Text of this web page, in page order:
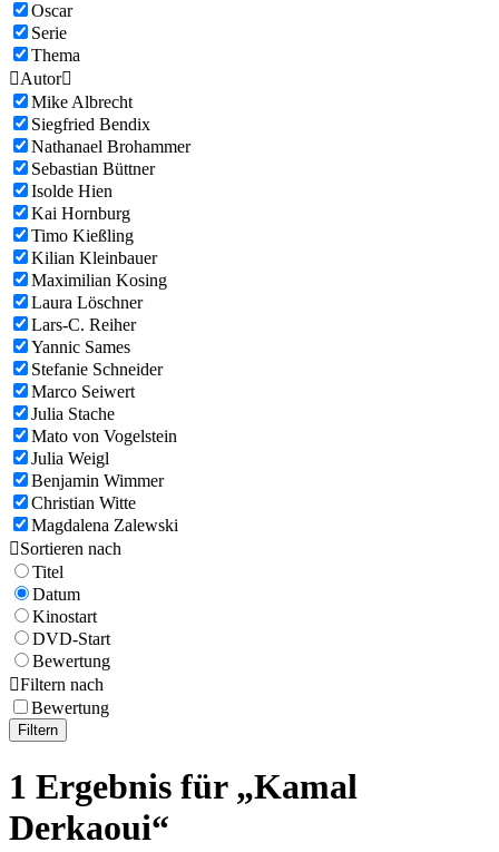
Oscar
Serie
Thema
Autor
Mike Albrecht
Siegfried Bendix
Nathanael Brohammer
Sebastian Büttner
Isolde Hien
Kai Hornburg
Timo Kießling
Kilian Kleinbauer
Maximilian Kosing
Laura Löschner
Lars-C. Reiher
Yannic Sames
Stefanie Schneider
Marco Seiwert
Julia Stache
Mato von Vogelstein
Julia Weigl
Benjamin Wimmer
Christian Witte
Magdalena Zalewski
Sortieren nach
Titel
Datum
Kinostart
DVD-Start
Bewertung
Filtern nach
Bewertung
Filtern
1 Ergebnis für „Kamal
Derkaoui“